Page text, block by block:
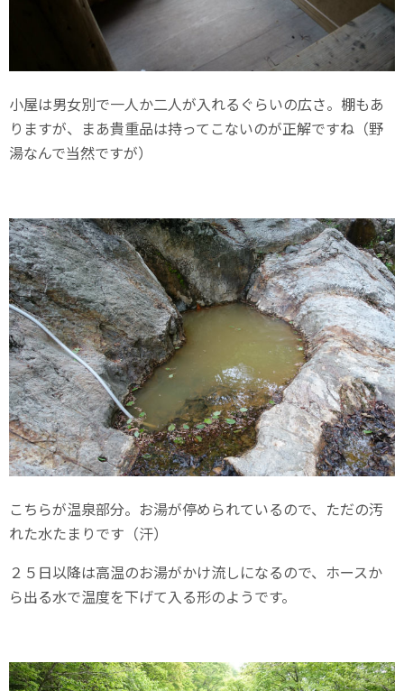
小屋は男女別で一人か二人が入れるぐらいの広さ。棚もあ
りますが、まあ貴重品は持ってこないのが正解ですね（野
湯なんで当然ですが）
こちらが温泉部分。お湯が停められているので、ただの汚
れた水たまりです（汗）
２５日以降は高温のお湯がかけ流しになるので、ホースか
ら出る水で温度を下げて入る形のようです。